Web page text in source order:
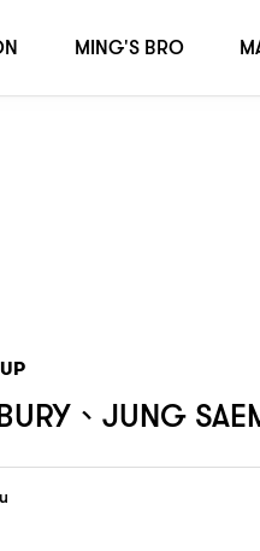
、 JUNG
MING'S BRO